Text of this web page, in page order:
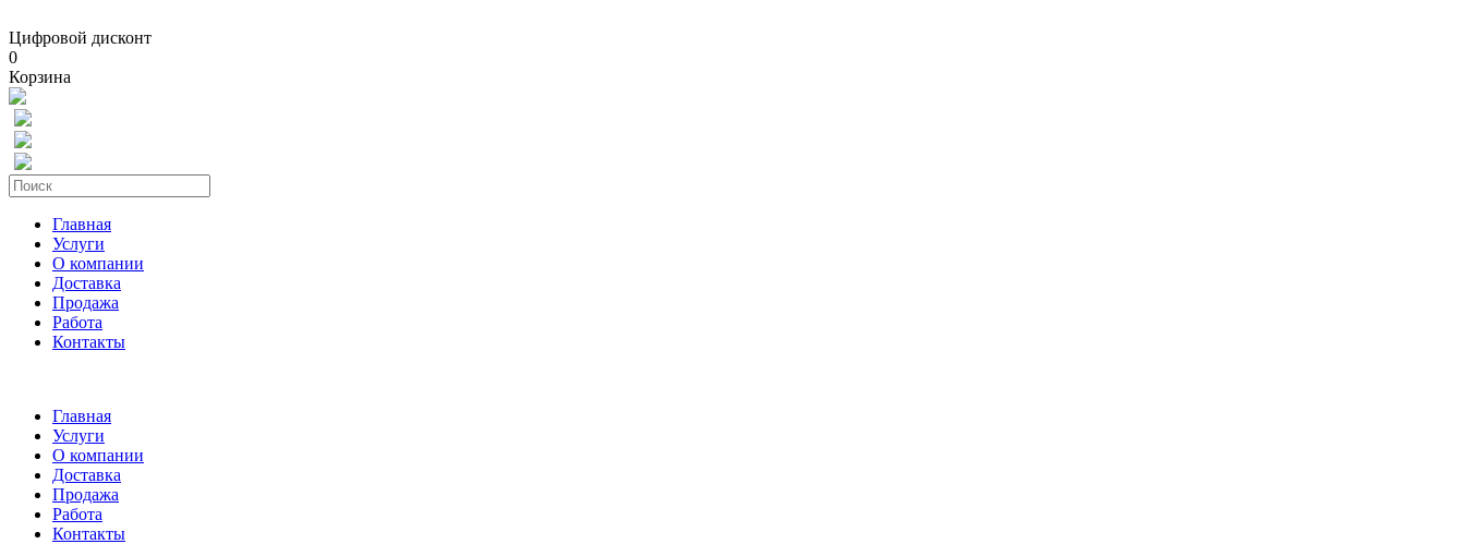
Цифровой дисконт
0
Корзина
Главная
Услуги
О компании
Доставка
Продажа
Работа
Контакты
Главная
Услуги
О компании
Доставка
Продажа
Работа
Контакты